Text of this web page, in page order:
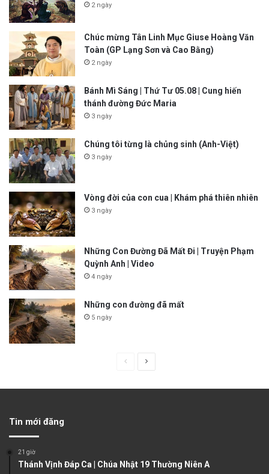
2 ngày
Chúc mừng Tân Linh Mục Giuse Hoàng Văn
Toàn (GP Lạng Sơn và Cao Bằng)
2 ngày
Bánh Mì Sáng | Thứ Tư 05.08 | Cung hiến
thánh đường Đức Maria
3 ngày
Chúng tôi từng là chủng sinh (Anh-Việt)
3 ngày
Vòng đời của con cua | Khám phá thiên nhiên
3 ngày
Những Con Đường Đã Mất Đi | Truyện Phạm
Quỳnh Anh | Video
4 ngày
Những con đường đã mất
5 ngày
u
g
Tin mới đăng
21 giờ
Thánh Vịnh Đáp Ca | Chúa Nhật 19 Thường Niên A